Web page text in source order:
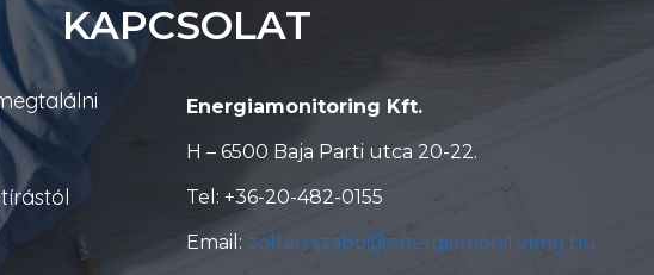
KAPCSOLAT
Energiamonitoring Kft.
H – 6500 Baja Parti utca 20-22.
Tel: +36-20-482-0155
Email: zoltan.szabo@energiamonitoring.hu